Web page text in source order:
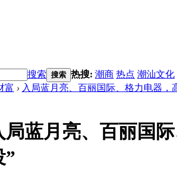
搜索 搜索 热搜: 潮商 热点 潮汕文化
富 › 入局蓝月亮、百丽国际、格力电器，
局蓝月亮、百丽国
”